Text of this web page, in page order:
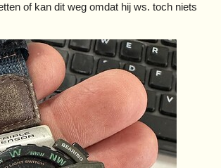
of kan dit weg omdat hij ws. toch niets